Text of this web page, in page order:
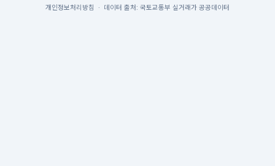
개인정보처리방침
· 데이터 출처: 국토교통부 실거래가 공공데이터